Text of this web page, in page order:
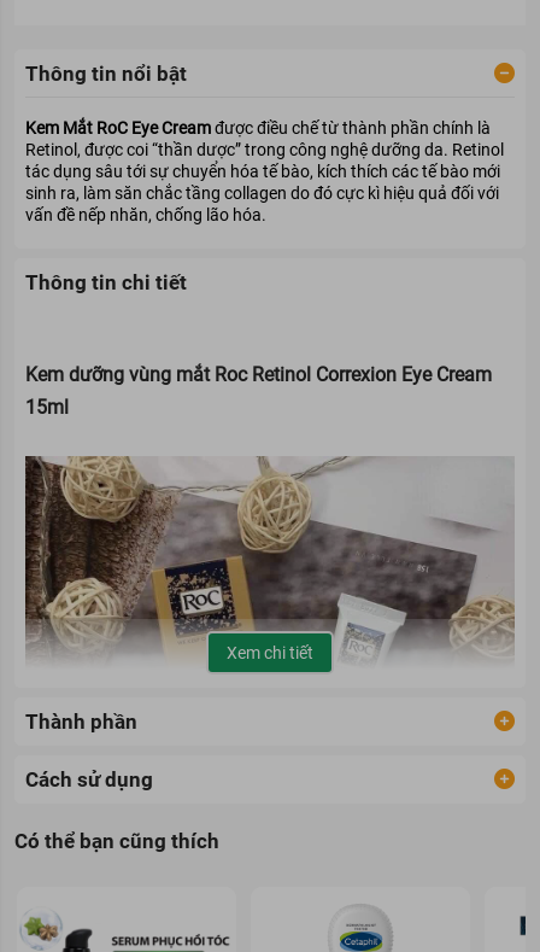
Thông tin nổi bật
Kem Mắt RoC Eye Creamđược điều chế từ thành phần chính là
Retinol, được coi “thần dược” trong công nghệ dưỡng da. Retinol
tác dụng sâu tới sự chuyển hóa tế bào, kích thích các tế bào mới
sinh ra, làm săn chắc tầng collagen do đó cực kì hiệu quả đối với
vấn đề nếp nhăn, chống lão hóa.
Thông tin chi tiết
Kem dưỡng vùng mắt Roc Retinol Correxion Eye Cream
15ml
Xem chi tiết
Thành phần
Cách sử dụng
Có thể bạn cũng thích